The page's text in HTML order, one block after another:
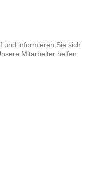
und informieren Sie sich
Mitarbeiter helfen